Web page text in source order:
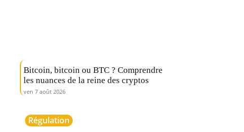
Bitcoin, bitcoin ou BTC ? Comprendre
les nuances de la reine des cryptos
ven 7 août 2026
Régulation